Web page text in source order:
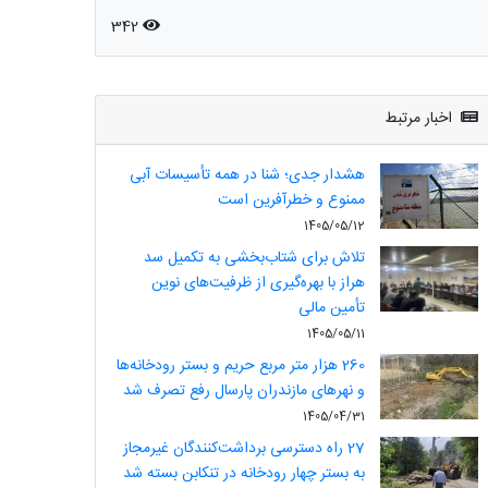
342
اخبار مرتبط
هشدار جدی؛ شنا در همه تأسیسات آبی
ممنوع و خطرآفرین است
1405/05/12
تلاش برای شتاب‌بخشی به تکمیل سد
هراز با بهره‌گیری از ظرفیت‌های نوین
تأمین مالی
1405/05/11
260 هزار متر مربع حریم و بستر رودخانه‌ها
و نهرهای مازندران پارسال رفع تصرف شد
1405/04/31
27 راه دسترسی برداشت‌کنندگان غیرمجاز
به بستر چهار رودخانه در تنکابن بسته شد